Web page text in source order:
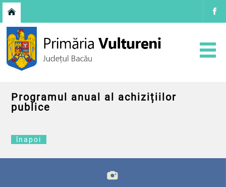
Programul anual al achizițiilor
publice
înapoi